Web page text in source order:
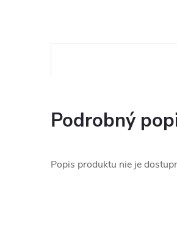
Podrobný
Popis produktu nie je